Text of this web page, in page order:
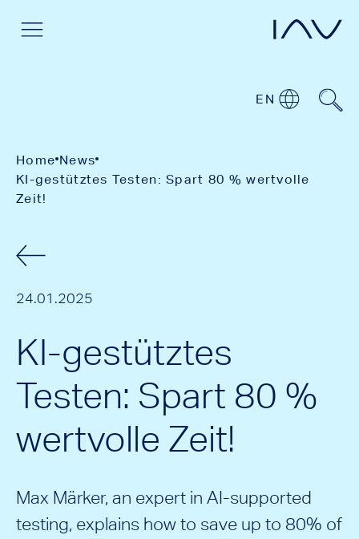
EN
Home News
KI-gestütztes Testen: Spart 80 % wertvolle
Zeit!
24.01.2025
KI-gestütztes
Testen: Spart 80 %
wertvolle Zeit!
Max Märker, an expert in AI-supported
testing, explains how to save up to 80% of